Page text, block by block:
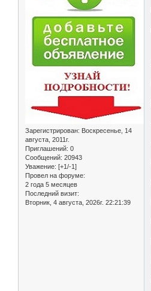
Зарегистрирован: Воскресенье, 14
августа, 2011г.
Приглашений: 0
Сообщений: 20943
Уважение: [+1/-1]
Провел на форуме:
2 года 5 месяцев
Последний визит:
Вторник, 4 августа, 2026г. 22:21:39